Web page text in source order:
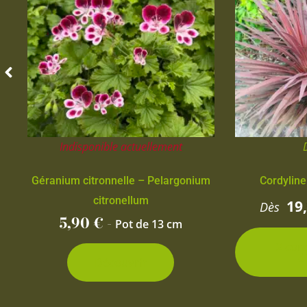
Indisponible actuellement
Géranium citronnelle – Pelargonium
citronellum
5,90€ - Pot de 13 cm
Dès